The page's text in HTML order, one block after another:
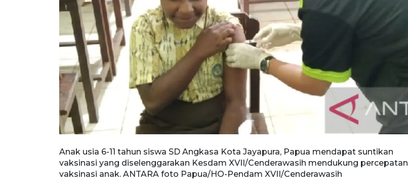
Anak usia 6-11 tahun siswa SD Angkasa Kota Jayapura, Papua mendapat suntikan
vaksinasi yang diselenggarakan Kesdam XVII/Cenderawasih mendukung percepatan
vaksinasi anak. ANTARA foto Papua/HO-Pendam XVII/Cenderawasih